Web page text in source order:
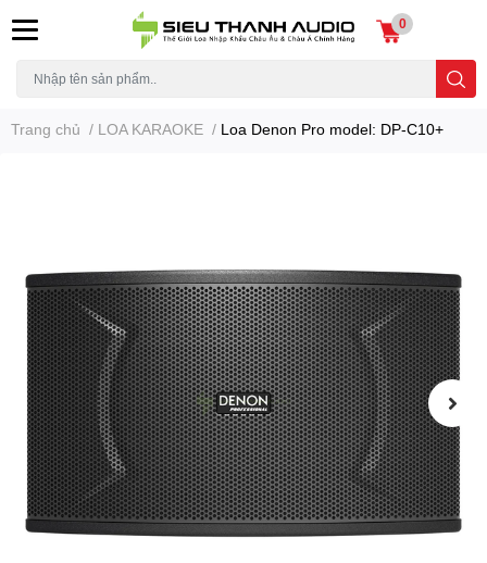
0
Trang chủ / LOA KARAOKE / Loa Denon Pro model: DP-C10+